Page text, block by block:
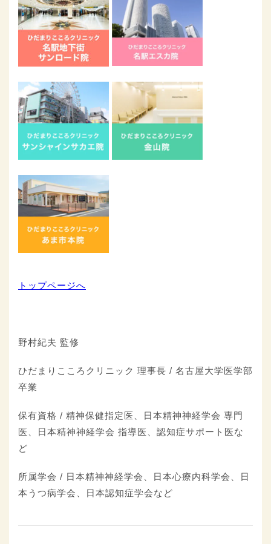
トップページへ
野村紀夫 監修
ひだまりこころクリニック 理事長 / 名古屋大学医学部
卒業
保有資格 / 精神保健指定医、日本精神神経学会 専門
医、日本精神神経学会 指導医、認知症サポート医な
ど
所属学会 / 日本精神神経学会、日本心療内科学会、日
本うつ病学会、日本認知症学会など